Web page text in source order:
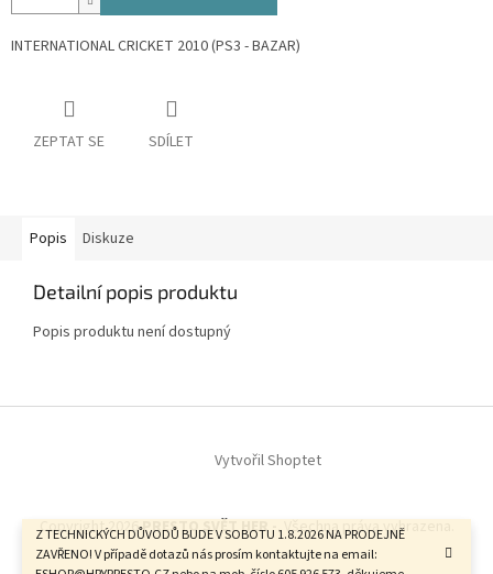
Z TECHNICKÝCH DŮVODŮ BUDE V SOBOTU 1.8.2026 NA PRODEJNĚ
ZAVŘENO! V případě dotazů nás prosím kontaktujte na email:
INTERNATIONAL CRICKET 2010 (PS3 - BAZAR)
ZEPTAT SE SDÍLET
Popis Diskuze
Detailní popis produktu
Popis produktu není dostupný
Vytvořil Shoptet
Copyright 2026PRESTO SVĚT HER - . Všechna práva vyhrazena.